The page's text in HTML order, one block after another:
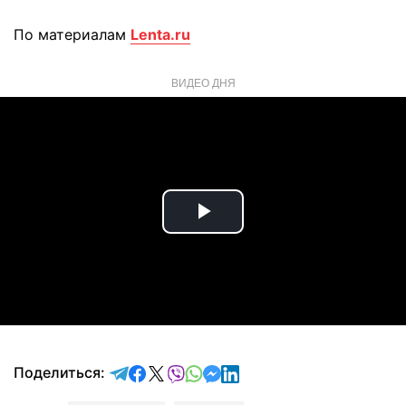
По материалам Lenta.ru
ВИДЕО ДНЯ
Play
Поделиться: отправить в Telegram
поделиться в Facebook
поделиться в X
отправить в Viber
отправить в Whatsapp
отправить в Messenger
отправить в LinkedIn